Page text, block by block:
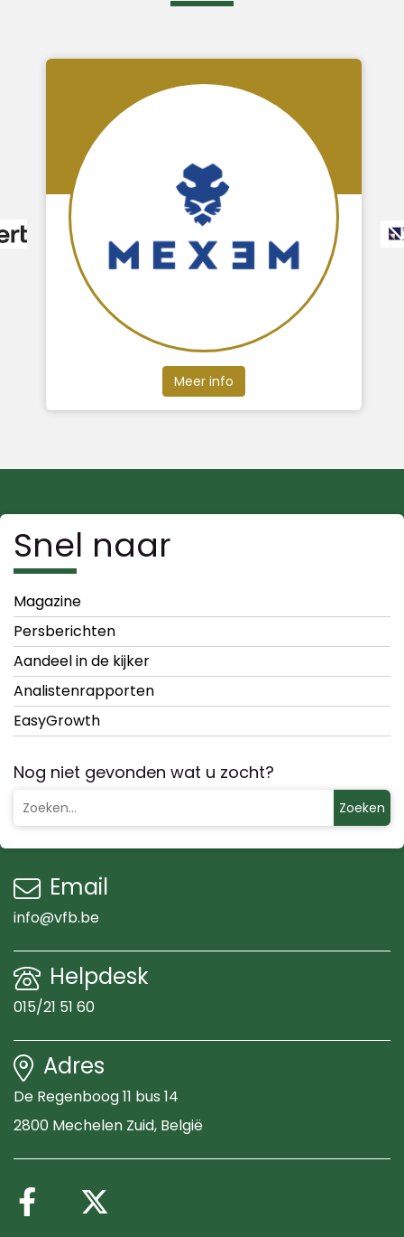
Meer info
Snel naar
Magazine
Persberichten
Aandeel in de kijker
Analistenrapporten
EasyGrowth
Nog niet gevonden wat u zocht?
Zoeken
Email
info@vfb.be
Helpdesk
015/21 51 60
Adres
De Regenboog 11 bus 14
2800 Mechelen Zuid, België
Volg ons op Facebook